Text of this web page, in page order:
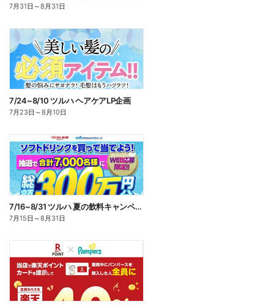
7月31日 ～8月31日
7/24~8/10 ツルハ ヘアケアLP企画
7月23日 ～8月10日
7/16~8/31 ツルハ 夏の飲料キャンペーン企画
7月15日 ～8月31日